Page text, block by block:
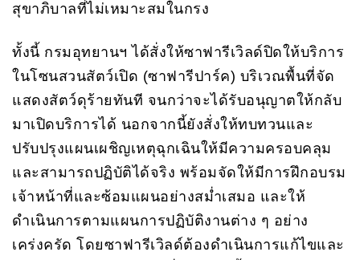
สุขาภิบาลที่ไม่เหมาะสมในกรง
ทั้งนี้ กรมอุทยานฯ ได้สั่งให้ซาฟารีเวิลด์ปิดให้บริการ
ในโซนสวนสัตว์เปิด (ซาฟารีปาร์ค) บริเวณพื้นที่จัด
แสดงสัตว์ดุร้ายทันที จนกว่าจะได้รับอนุญาตให้กลับ
มาเปิดบริการได้ นอกจากนี้ยังสั่งให้ทบทวนและ
ปรับปรุงแผนเผชิญเหตุฉุกเฉินให้มีความครอบคลุม
และสามารถปฏิบัติได้จริง พร้อมจัดให้มีการฝึกอบรม
เจ้าหน้าที่และซ้อมแผนอย่างสม่ำเสมอ และให้
ดำเนินการตามแผนการปฏิบัติงานต่าง ๆ อย่าง
เคร่งครัด โดยซาฟารีเวิลด์ต้องดำเนินการแก้ไขและ